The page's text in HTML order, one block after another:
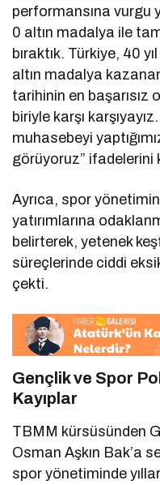
performansına vurgu
0 altın madalya ile
bıraktık. Türkiye, 40
altın madalya
tarihinin en başarısız
biriyle karşı
muhasebeyi
görüyoruz” ifadelerini
Ayrıca, spor
yatırımlarına
belirterek, yetenek
süreçlerinde ciddi
çekti.
Gençlik ve Spor
Kayıplar
TBMM kürsüsünden
Osman Aşkın Bak’a
spor yönetiminde